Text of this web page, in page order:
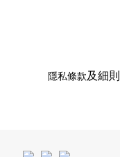
隱私條款及細則